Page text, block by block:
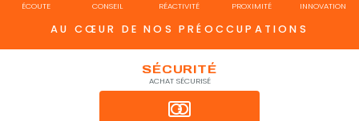
ÉCOUTE CONSEIL RÉACTIVITÉ PROXIMITÉ INNOVATION
AU CŒUR DE NOS PRÉOCCUPATIONS
SÉCURITÉ
ACHAT SÉCURISÉ